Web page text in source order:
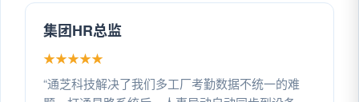
集团HR总监
★★★★★
“通芝科技解决了我们多工厂考勤数据不统一的难